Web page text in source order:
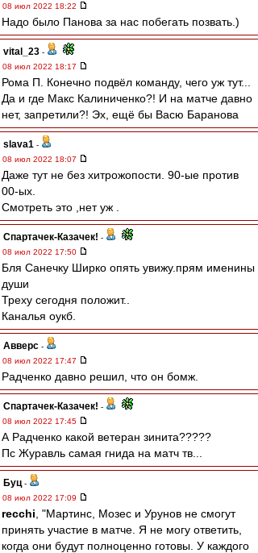
08 июл 2022 18:22
Надо было Панова за нас побегать позвать.)
vital_23 -
08 июл 2022 18:17
Рома П. Конечно подвёл команду, чего уж тут...
Да и где Макс Калиниченко?! И на матче давно
нет, запретили?! Эх, ещё бы Васю Баранова
slava1 -
08 июл 2022 18:07
Даже тут не без хитрожопости. 90-ые против
00-ых.
Смотреть это ,нет уж .
Спартачек-Казачек! -
08 июл 2022 17:50
Бля Санечку Ширко опять увижу.прям именины
души
Треху сегодня положит..
Каналья оукб.
Авверс -
08 июл 2022 17:47
Радченко давно решил, что он бомж.
Спартачек-Казачек! -
08 июл 2022 17:45
А Радченко какой ветеран зинита?????
Пс Журавль самая гнида на матч тв...
Буц -
08 июл 2022 17:09
recchi , "Мартинс, Мозес и Урунов не смогут
принять участие в матче. Я не могу ответить,
когда они будут полноценно готовы. У каждого